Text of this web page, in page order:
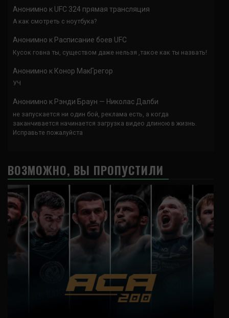
Анонимно к UFC 324 прямая трансляция
А как смотреть с ноутбука?
Анонимно к Расписание боев UFC
Кусок говна ты, существом даже нельзя ,такое как ты назвать!
Анонимно к Конор МакГрегор
УЧ
Анонимно к Рэнди Браун — Николас Далби
не запускается ни один бой, реклама есть, а когда
заканчивается начинается загрузка видео длиною в жизнь.
Исправьте пожалуйста
ВОЗМОЖНО, ВЫ ПРОПУСТИЛИ